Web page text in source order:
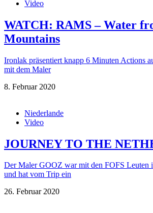
Video
WATCH: RAMS – Water
Mountains
Ironlak präsentiert knapp 6 Minuten Actions
mit dem Maler
8. Februar 2020
Niederlande
Video
JOURNEY TO THE
Der Maler GOOZ war mit den FOFS Leuten
und hat vom Trip ein
26. Februar 2020